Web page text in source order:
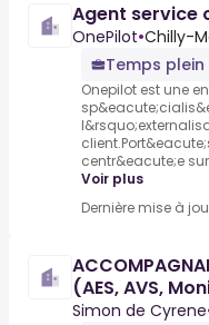
Agent service
OnePilot•Chilly-
Temps plein
Onepilot est une
centr&eacute;e
Voir plus
Dernière mise à
(AES, AVS,
Educateur
Simon de Cyrene